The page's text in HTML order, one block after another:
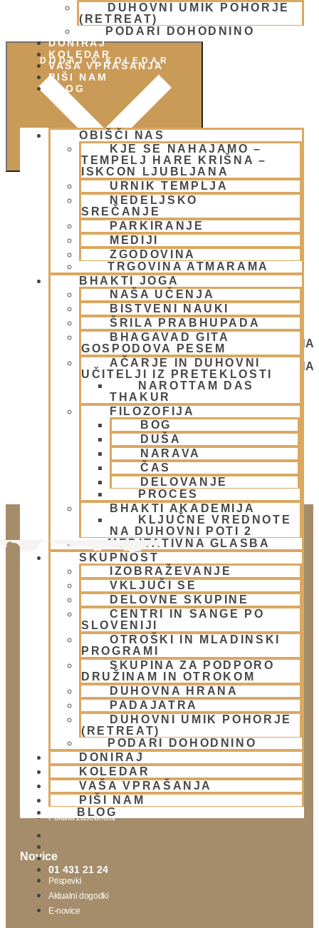
DUHOVNI UMIK POHORJE
(RETREAT)
PODARI DOHODNINO
DONIRAJ
KOLEDAR
VAŠA VPRAŠANJA
PIŠI NAM
BLOG
OBIŠČI NAS
KJE SE NAHAJAMO –
TEMPELJ HARE KRIŠNA –
ISKCON LJUBLJANA
URNIK TEMPLJA
NEDELJSKO
SREČANJE
PARKIRANJE
MEDIJI
ZGODOVINA
TRGOVINA ATMARAMA
BHAKTI JOGA
NAŠA UČENJA
BISTVENI NAUKI
ŠRILA PRABHUPADA
BHAGAVAD GITA
GOSPODOVA PESEM
AČARJE IN DUHOVNI
UČITELJI IZ PRETEKLOSTI
NAROTTAM DAS
THAKUR
FILOZOFIJA
BOG
DUŠA
NARAVA
ČAS
DELOVANJE
PROCES
BHAKTI AKADEMIJA
KLJUČNE VREDNOTE
NA DUHOVNI POTI 2
MEDITATIVNA GLASBA
SKUPNOST
IZOBRAŽEVANJE
VKLJUČI SE
DELOVNE SKUPINE
CENTRI IN SANGE PO
SLOVENIJI
OTROŠKI IN MLADINSKI
PROGRAMI
SKUPINA ZA PODPORO
DRUŽINAM IN OTROKOM
DUHOVNA HRANA
PADAJATRA
DUHOVNI UMIK POHORJE
(RETREAT)
PODARI DOHODNINO
DONIRAJ
KOLEDAR
VAŠA VPRAŠANJA
PIŠI NAM
BLOG
01 431 21 24
NEDELJSKO SREČANJE - CENTER HARE KRIŠNA
LJUBLJANA
NEDELJSKO SREČANJE - CENTER HARE KRIŠNA
LJUBLJANA
Klikni gumb spodaj.
Doniraj
Urnik templja
Nedeljsko srečanje
Parkiranje
Politika zasebnosti
Novice
Prispevki
Aktualni dogodki
E-novice